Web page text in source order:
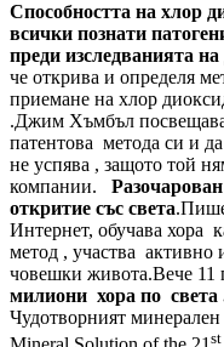
Способността на хлор
всички познати
преди изследванията
че открива и определя
приемане на хлор
.Джим Хъмбъл
патентова метода си и
не успява , защото той
компании. Разочарован
откритие със света
Интернет, обучава хора
метод , участва активно
човешки живота.Вече 11
милиони хора по света
Чудотворният
st